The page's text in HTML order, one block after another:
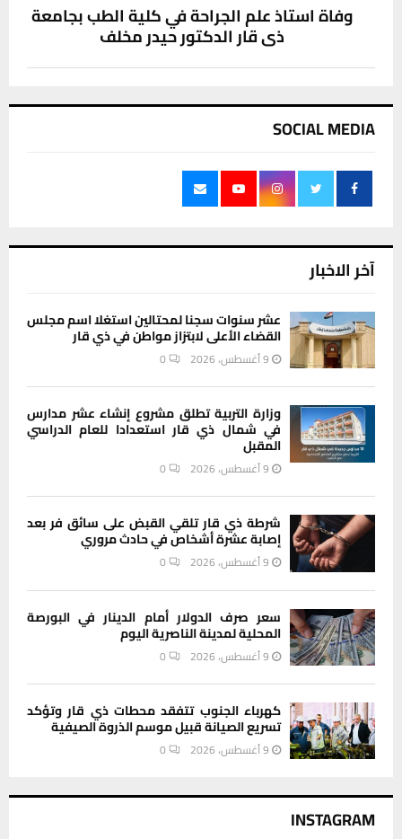
وفاة استاذ علم الجراحة في كلية الطب بجامعة
ذي قار الدكتور حيدر مخلف
SOCIAL MEDIA
آخر الاخبار
عشر سنوات سجنا لمحتالين استغلا اسم مجلس
القضاء الأعلى لابتزاز مواطن في ذي قار
9 أغسطس، 2026 0
وزارة التربية تطلق مشروع إنشاء عشر مدارس
في شمال ذي قار استعدادا للعام الدراسي
المقبل
9 أغسطس، 2026 0
شرطة ذي قار تلقي القبض على سائق فر بعد
إصابة عشرة أشخاص في حادث مروري
9 أغسطس، 2026 0
سعر صرف الدولار أمام الدينار في البورصة
المحلية لمدينة الناصرية اليوم
9 أغسطس، 2026 0
كهرباء الجنوب تتفقد محطات ذي قار وتؤكد
تسريع الصيانة قبيل موسم الذروة الصيفية
9 أغسطس، 2026 0
INSTAGRAM